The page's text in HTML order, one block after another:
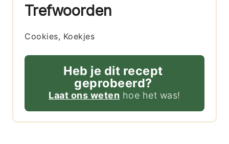
Trefwoorden
Cookies, Koekjes
Heb je dit recept
geprobeerd?
Laat ons weten hoe het was!